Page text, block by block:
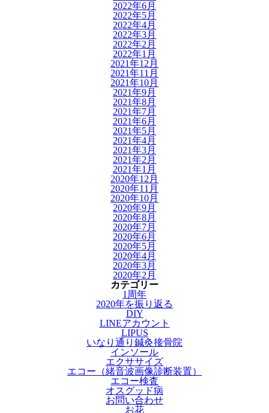
2022年6月
2022年5月
2022年4月
2022年3月
2022年2月
2022年1月
2021年12月
2021年11月
2021年10月
2021年9月
2021年8月
2021年7月
2021年6月
2021年5月
2021年4月
2021年3月
2021年2月
2021年1月
2020年12月
2020年11月
2020年10月
2020年9月
2020年8月
2020年7月
2020年6月
2020年5月
2020年4月
2020年3月
2020年2月
カテゴリー
1周年
2020年を振り返る
DIY
LINEアカウント
LIPUS
いなり通り鍼灸接骨院
インソール
エクササイズ
エコー（緒音波画像診断装置）
エコー検査
オスグッド病
お問い合わせ
お花